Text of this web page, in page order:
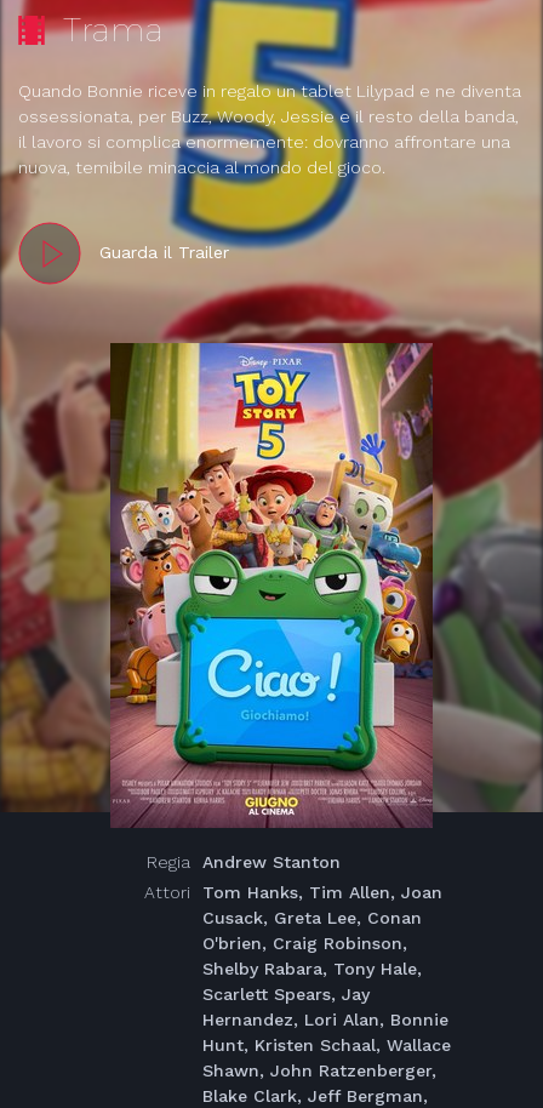
Trama
Quando Bonnie riceve in regalo un tablet Lilypad e ne diventa
ossessionata, per Buzz, Woody, Jessie e il resto della banda,
il lavoro si complica enormemente: dovranno affrontare una
nuova, temibile minaccia al mondo del gioco.
Guarda il Trailer
Regia
Andrew Stanton
Attori
Tom Hanks, Tim Allen, Joan
Cusack, Greta Lee, Conan
O'brien, Craig Robinson,
Shelby Rabara, Tony Hale,
Scarlett Spears, Jay
Hernandez, Lori Alan, Bonnie
Hunt, Kristen Schaal, Wallace
Shawn, John Ratzenberger,
Blake Clark, Jeff Bergman,